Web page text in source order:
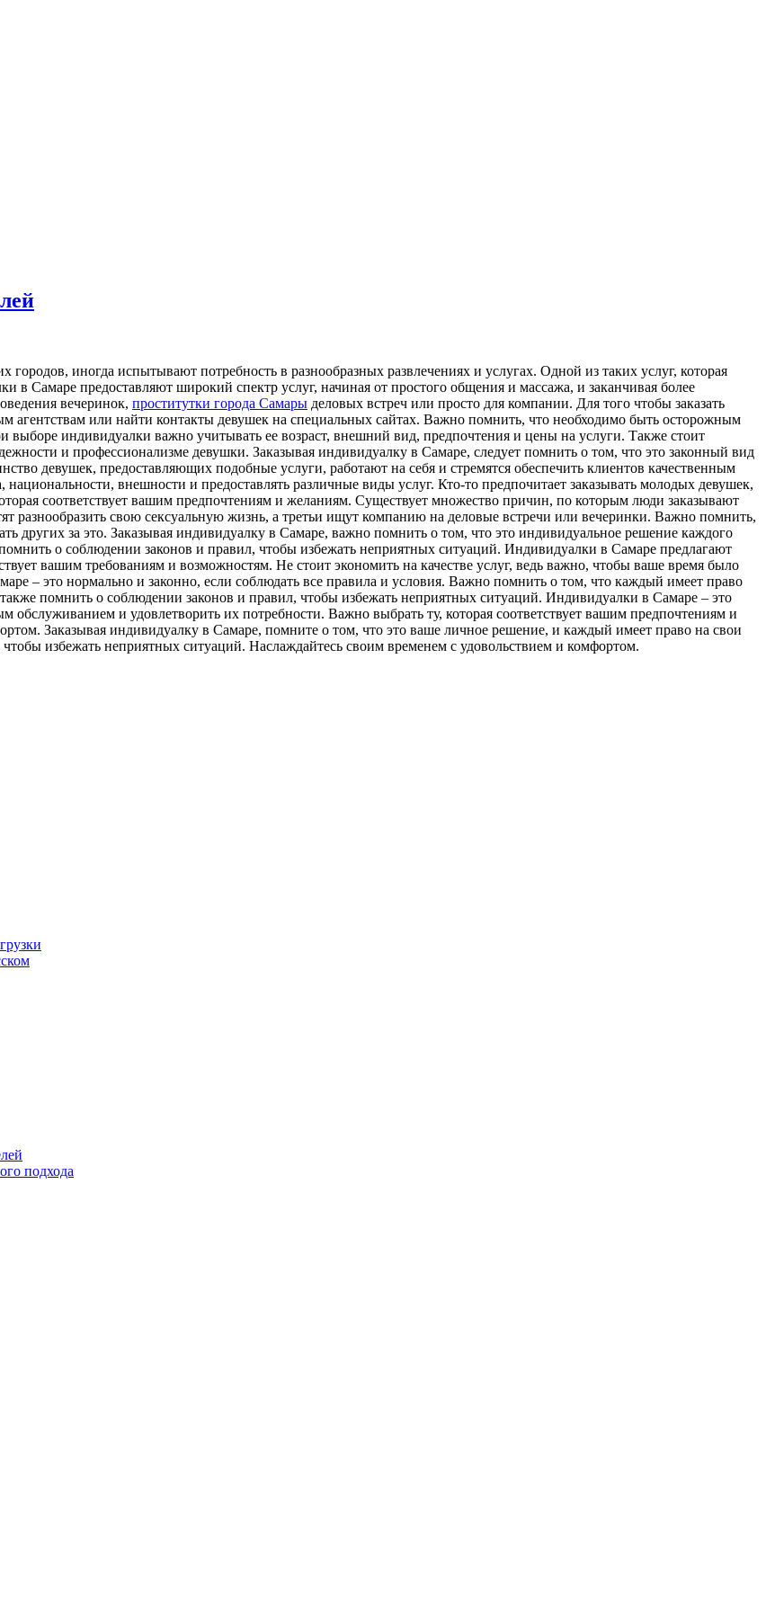
иногда испытывают потребность в разнообразных развлечениях и услугах. Одной из таких услуг, которая
в Самаре предоставляют широкий спектр услуг, начиная от простого общения и массажа, и заканчивая более
вечеринок, проститутки города Самары деловых встреч или просто для компании. Для того чтобы заказать
агентствам или найти контакты девушек на специальных сайтах. Важно помнить, что необходимо быть осторожным
индивидуалки важно учитывать ее возраст, внешний вид, предпочтения и цены на услуги. Также стоит
и профессионализме девушки. Заказывая индивидуалку в Самаре, следует помнить о том, что это законный вид
девушек, предоставляющих подобные услуги, работают на себя и стремятся обеспечить клиентов качественным
внешности и предоставлять различные виды услуг. Кто-то предпочитает заказывать молодых девушек,
соответствует вашим предпочтениям и желаниям. Существует множество причин, по которым люди заказывают
разнообразить свою сексуальную жизнь, а третьи ищут компанию на деловые встречи или вечеринки. Важно помнить,
других за это. Заказывая индивидуалку в Самаре, важно помнить о том, что это индивидуальное решение каждого
о соблюдении законов и правил, чтобы избежать неприятных ситуаций. Индивидуалки в Самаре предлагают
вашим требованиям и возможностям. Не стоит экономить на качестве услуг, ведь важно, чтобы ваше время было
– это нормально и законно, если соблюдать все правила и условия. Важно помнить о том, что каждый имеет право
помнить о соблюдении законов и правил, чтобы избежать неприятных ситуаций. Индивидуалки в Самаре – это
обслуживанием и удовлетворить их потребности. Важно выбрать ту, которая соответствует вашим предпочтениям и
Заказывая индивидуалку в Самаре, помните о том, что это ваше личное решение, и каждый имеет право на свои
избежать неприятных ситуаций. Наслаждайтесь своим временем с удовольствием и комфортом.
подхода